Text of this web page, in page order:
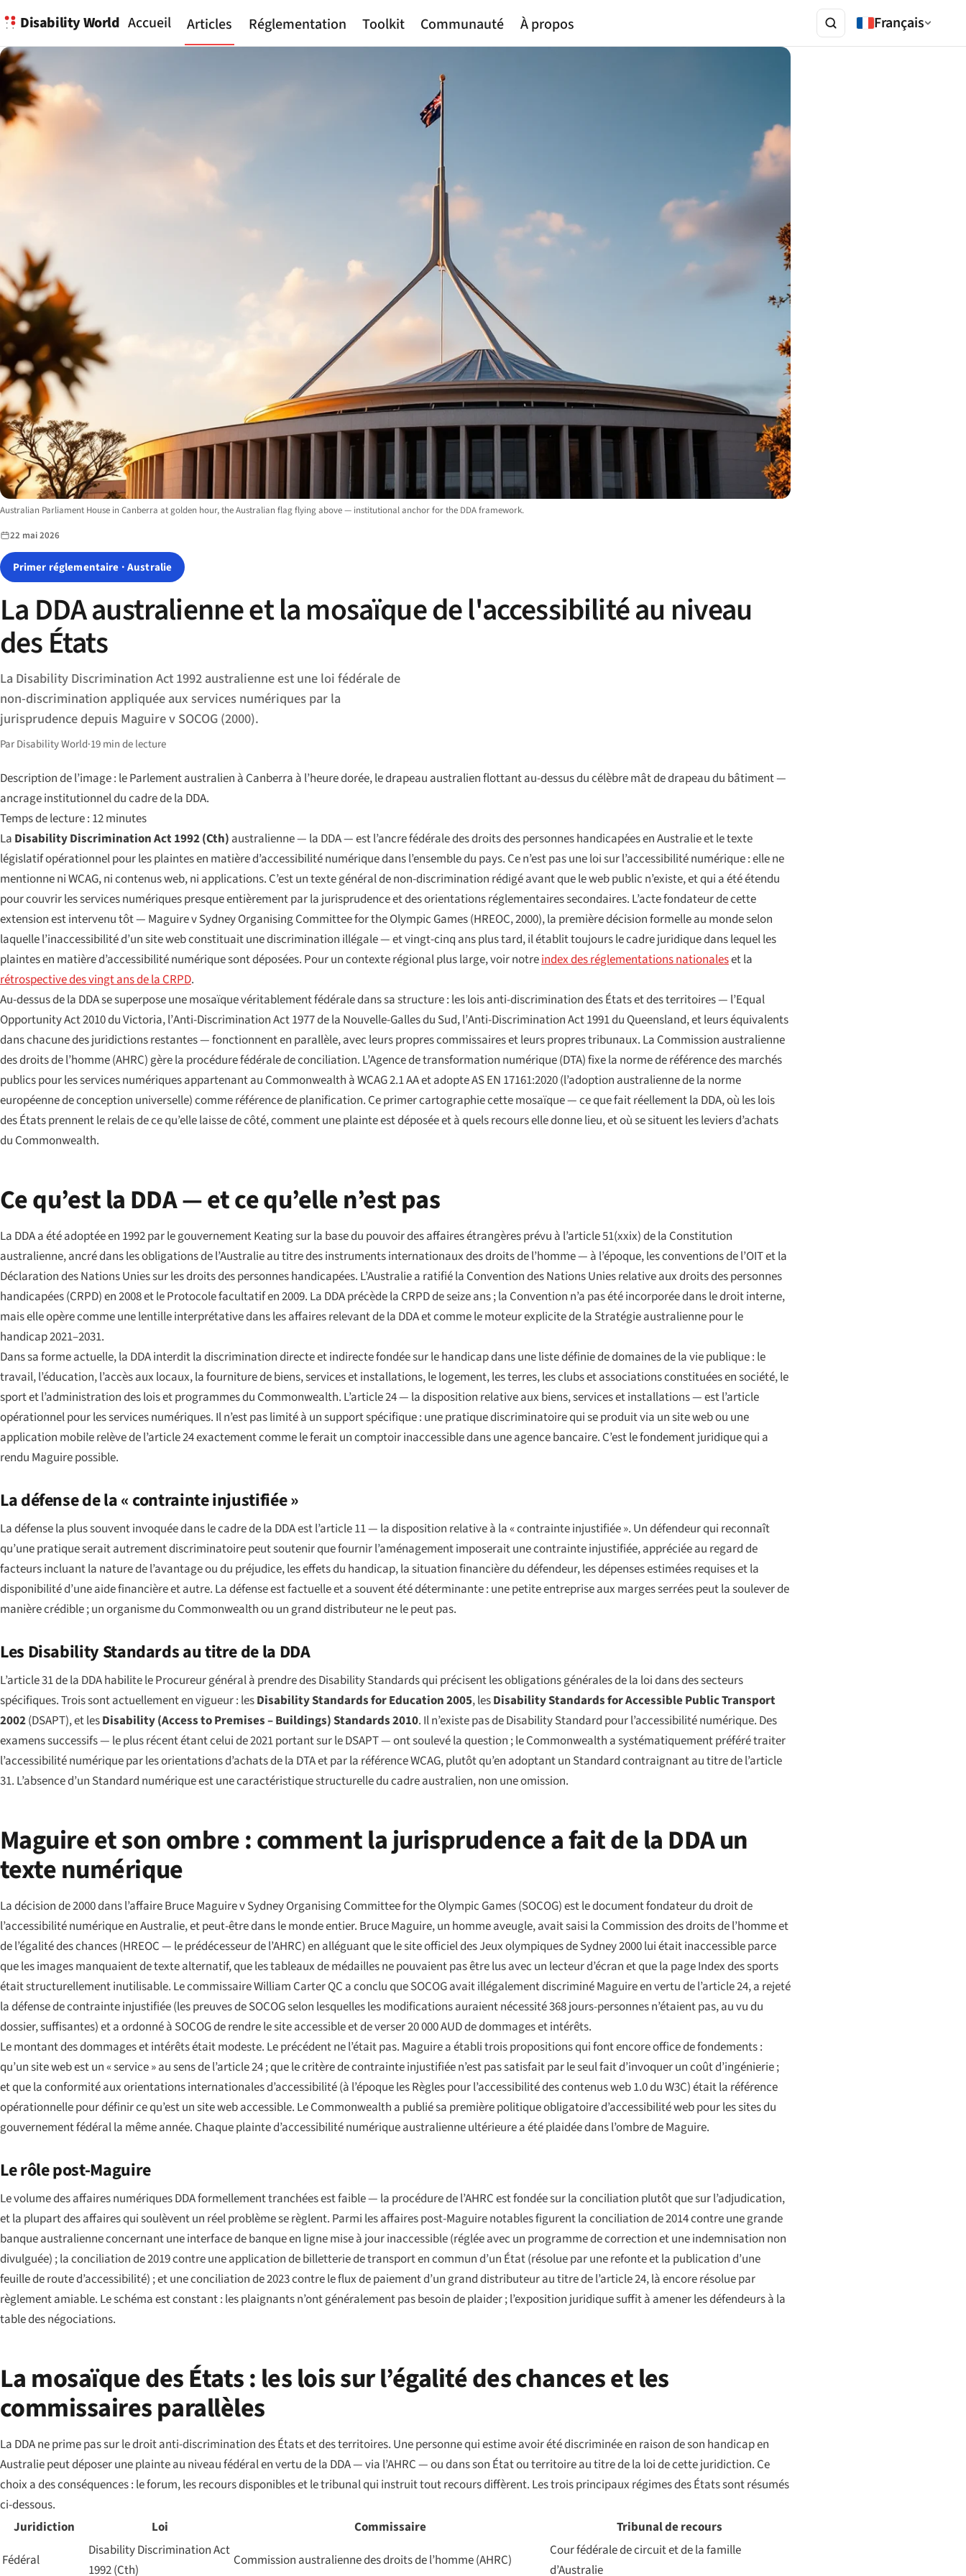
Disability World Accueil Articles Réglementation Toolkit Communauté À propos Français
Image description:
Australian Parliament House in Canberra at golden hour, the Australian flag flying above — institutional anchor for the DDA framework.
22 mai 2026
Primer réglementaire · Australie
La DDA australienne et la mosaïque de l'accessibilité au niveau
des États
La Disability Discrimination Act 1992 australienne est une loi fédérale de
non-discrimination appliquée aux services numériques par la
jurisprudence depuis Maguire v SOCOG (2000).
Par Disability World·19 min de lecture
Description de l’image : le Parlement australien à Canberra à l’heure dorée, le drapeau australien flottant au-dessus du célèbre mât de drapeau du bâtiment —
ancrage institutionnel du cadre de la DDA.
Temps de lecture : 12 minutes
La Disability Discrimination Act 1992 (Cth) australienne — la DDA — est l’ancre fédérale des droits des personnes handicapées en Australie et le texte
législatif opérationnel pour les plaintes en matière d’accessibilité numérique dans l’ensemble du pays. Ce n’est pas une loi sur l’accessibilité numérique : elle ne
mentionne ni WCAG, ni contenus web, ni applications. C’est un texte général de non-discrimination rédigé avant que le web public n’existe, et qui a été étendu
pour couvrir les services numériques presque entièrement par la jurisprudence et des orientations réglementaires secondaires. L’acte fondateur de cette
extension est intervenu tôt — Maguire v Sydney Organising Committee for the Olympic Games(HREOC, 2000), la première décision formelle au monde selon
laquelle l’inaccessibilité d’un site web constituait une discrimination illégale — et vingt-cinq ans plus tard, il établit toujours le cadre juridique dans lequel les
plaintes en matière d’accessibilité numérique sont déposées. Pour un contexte régional plus large, voir notreindex des réglementations nationaleset la
rétrospective des vingt ans de la CRPD.
Au-dessus de la DDA se superpose une mosaïque véritablement fédérale dans sa structure : les lois anti-discrimination des États et des territoires — l’Equal
Opportunity Act 2010du Victoria, l’Anti-Discrimination Act 1977de la Nouvelle-Galles du Sud, l’Anti-Discrimination Act 1991du Queensland, et leurs équivalents
dans chacune des juridictions restantes — fonctionnent en parallèle, avec leurs propres commissaires et leurs propres tribunaux. La Commission australienne
des droits de l’homme (AHRC) gère la procédure fédérale de conciliation. L’Agence de transformation numérique (DTA) fixe la norme de référence des marchés
publics pour les services numériques appartenant au Commonwealth à WCAG 2.1 AA et adopte AS EN 17161:2020 (l’adoption australienne de la norme
européenne de conception universelle) comme référence de planification. Ce primer cartographie cette mosaïque — ce que fait réellement la DDA, où les lois
des États prennent le relais de ce qu’elle laisse de côté, comment une plainte est déposée et à quels recours elle donne lieu, et où se situent les leviers d’achats
du Commonwealth.
Ce qu’est la DDA — et ce qu’elle n’est pas
La DDA a été adoptée en 1992 par le gouvernement Keating sur la base du pouvoir des affaires étrangères prévu à l’article 51(xxix) de la Constitution
australienne, ancré dans les obligations de l’Australie au titre des instruments internationaux des droits de l’homme — à l’époque, les conventions de l’OIT et la
Déclaration des Nations Unies sur les droits des personnes handicapées. L’Australie a ratifié la Convention des Nations Unies relative aux droits des personnes
handicapées (CRPD) en 2008 et le Protocole facultatif en 2009. La DDA précède la CRPD de seize ans ; la Convention n’a pas été incorporée dans le droit interne,
mais elle opère comme une lentille interprétative dans les affaires relevant de la DDA et comme le moteur explicite de la Stratégie australienne pour le
handicap 2021–2031.
Dans sa forme actuelle, la DDA interdit la discrimination directe et indirecte fondée sur le handicap dans une liste définie de domaines de la vie publique : le
travail, l’éducation, l’accès aux locaux, la fourniture de biens, services et installations, le logement, les terres, les clubs et associations constituées en société, le
sport et l’administration des lois et programmes du Commonwealth. L’article 24 — la disposition relative aux biens, services et installations — est l’article
opérationnel pour les services numériques. Il n’est pas limité à un support spécifique : une pratique discriminatoire qui se produit via un site web ou une
application mobile relève de l’article 24 exactement comme le ferait un comptoir inaccessible dans une agence bancaire. C’est le fondement juridique qui a
rendu Maguirepossible.
La défense de la « contrainte injustifiée »
La défense la plus souvent invoquée dans le cadre de la DDA est l’article 11 — la disposition relative à la « contrainte injustifiée ». Un défendeur qui reconnaît
qu’une pratique serait autrement discriminatoire peut soutenir que fournir l’aménagement imposerait une contrainte injustifiée, appréciée au regard de
facteurs incluant la nature de l’avantage ou du préjudice, les effets du handicap, la situation financière du défendeur, les dépenses estimées requises et la
disponibilité d’une aide financière et autre. La défense est factuelle et a souvent été déterminante : une petite entreprise aux marges serrées peut la soulever de
manière crédible ; un organisme du Commonwealth ou un grand distributeur ne le peut pas.
Les Disability Standards au titre de la DDA
L’article 31 de la DDA habilite le Procureur général à prendre des Disability Standards qui précisent les obligations générales de la loi dans des secteurs
spécifiques. Trois sont actuellement en vigueur : lesDisability Standards for Education 2005, lesDisability Standards for Accessible Public Transport
2002(DSAPT), et lesDisability (Access to Premises – Buildings) Standards 2010. Il n’existe pas de Disability Standard pour l’accessibilité numérique. Des
examens successifs — le plus récent étant celui de 2021 portant sur le DSAPT — ont soulevé la question ; le Commonwealth a systématiquement préféré traiter
l’accessibilité numérique par les orientations d’achats de la DTA et par la référence WCAG, plutôt qu’en adoptant un Standard contraignant au titre de l’article
31. L’absence d’un Standard numérique est une caractéristique structurelle du cadre australien, non une omission.
Maguire et son ombre : comment la jurisprudence a fait de la DDA un
texte numérique
La décision de 2000 dans l’affaireBruce Maguire v Sydney Organising Committee for the Olympic Games(SOCOG) est le document fondateur du droit de
l’accessibilité numérique en Australie, et peut-être dans le monde entier. Bruce Maguire, un homme aveugle, avait saisi la Commission des droits de l’homme et
de l’égalité des chances (HREOC — le prédécesseur de l’AHRC) en alléguant que le site officiel des Jeux olympiques de Sydney 2000 lui était inaccessible parce
que les images manquaient de texte alternatif, que les tableaux de médailles ne pouvaient pas être lus avec un lecteur d’écran et que la page Index des sports
était structurellement inutilisable. Le commissaire William Carter QC a conclu que SOCOG avait illégalement discriminé Maguire en vertu de l’article 24, a rejeté
la défense de contrainte injustifiée (les preuves de SOCOG selon lesquelles les modifications auraient nécessité 368 jours-personnes n’étaient pas, au vu du
dossier, suffisantes) et a ordonné à SOCOG de rendre le site accessible et de verser 20 000 AUD de dommages et intérêts.
Le montant des dommages et intérêts était modeste. Le précédent ne l’était pas. Maguirea établi trois propositions qui font encore office de fondements :
qu’un site web est un « service » au sens de l’article 24 ; que le critère de contrainte injustifiée n’est pas satisfait par le seul fait d’invoquer un coût d’ingénierie ;
et que la conformité aux orientations internationales d’accessibilité (à l’époque les Règles pour l’accessibilité des contenus web 1.0 du W3C) était la référence
opérationnelle pour définir ce qu’est un site web accessible. Le Commonwealth a publié sa première politique obligatoire d’accessibilité web pour les sites du
gouvernement fédéral la même année. Chaque plainte d’accessibilité numérique australienne ultérieure a été plaidée dans l’ombre deMaguire.
Le rôle post-Maguire
Le volume des affaires numériques DDA formellement tranchées est faible — la procédure de l’AHRC est fondée sur la conciliation plutôt que sur l’adjudication,
et la plupart des affaires qui soulèvent un réel problème se règlent. Parmi les affaires post-Maguirenotables figurent la conciliation de 2014 contre une grande
banque australienne concernant une interface de banque en ligne mise à jour inaccessible (réglée avec un programme de correction et une indemnisation non
divulguée) ; la conciliation de 2019 contre une application de billetterie de transport en commun d’un État (résolue par une refonte et la publication d’une
feuille de route d’accessibilité) ; et une conciliation de 2023 contre le flux de paiement d’un grand distributeur au titre de l’article 24, là encore résolue par
règlement amiable. Le schéma est constant : les plaignants n’ont généralement pas besoin de plaider ; l’exposition juridique suffit à amener les défendeurs à la
table des négociations.
La mosaïque des États : les lois sur l’égalité des chances et les
commissaires parallèles
La DDA ne prime pas sur le droit anti-discrimination des États et des territoires. Une personne qui estime avoir été discriminée en raison de son handicap en
Australie peut déposer une plainte au niveau fédéral en vertu de la DDA — via l’AHRC — ou dans son État ou territoire au titre de la loi de cette juridiction. Ce
choix a des conséquences : le forum, les recours disponibles et le tribunal qui instruit tout recours diffèrent. Les trois principaux régimes des États sont résumés
ci-dessous.
Juridiction
Loi Commissaire
Tribunal de recours
Fédéral
Disability Discrimination Act
1992 (Cth)
Commission australienne des droits de l’homme (AHRC)
Cour fédérale de circuit et de la famille
d’Australie